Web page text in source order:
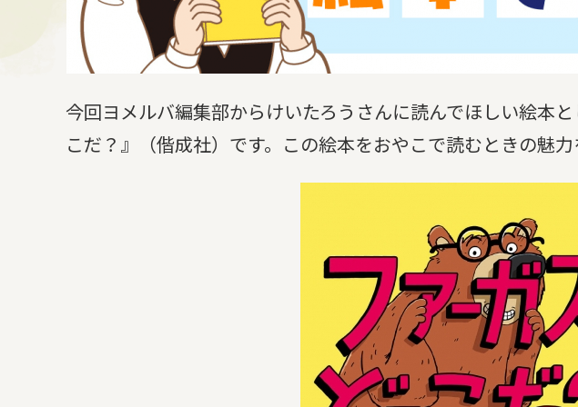
今回ヨメルバ編集部からけいたろうさんに読んでほしい絵本
こだ？』（偕成社）です。この絵本をおやこで読むときの魅